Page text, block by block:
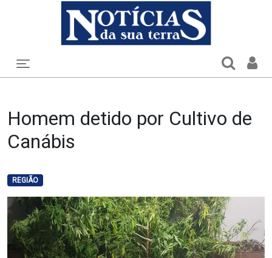
Toggle navigation
Homem detido por Cultivo de
Canábis
REGIÃO